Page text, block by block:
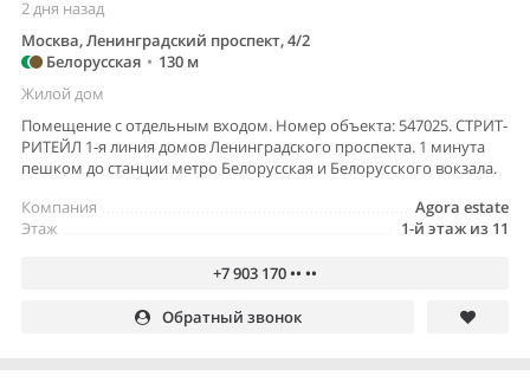
2 дня назад
Москва, Ленинградский проспект, 4/2
Белорусская • 130 м
Жилой дом
Помещение с отдельным входом. Номер объекта: 547025. СТРИТ-
РИТЕЙЛ 1-я линия домов Ленинградского проспекта. 1 минута
пешком до станции метро Белорусская и Белорусского вокзала.
Agora estate
Компания
1-й этаж из 11
Этаж
+7 903 170 •• ••
Обратный звонок